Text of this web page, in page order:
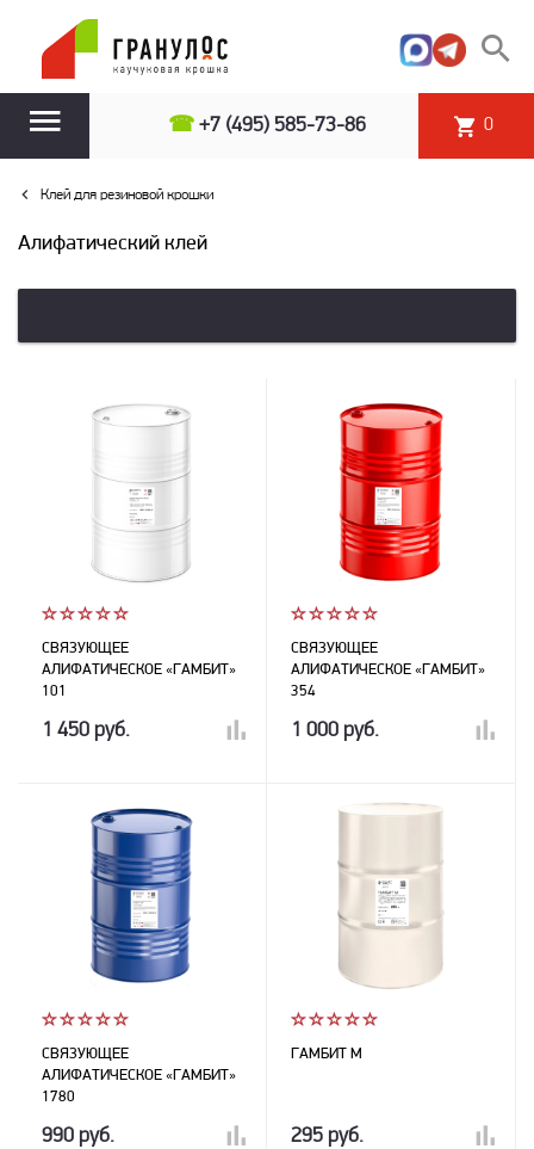
☎ +7 (495) 585-73-86 0
Клей для резиновой крошки
Алифатический клей
СВЯЗУЮЩЕЕ
АЛИФАТИЧЕСКОЕ «ГАМБИТ»
101
1 450 руб.
СВЯЗУЮЩЕЕ
АЛИФАТИЧЕСКОЕ «ГАМБИТ»
354
1 000 руб.
СВЯЗУЮЩЕЕ
АЛИФАТИЧЕСКОЕ «ГАМБИТ»
1780
990 руб.
ГАМБИТ М
295 руб.